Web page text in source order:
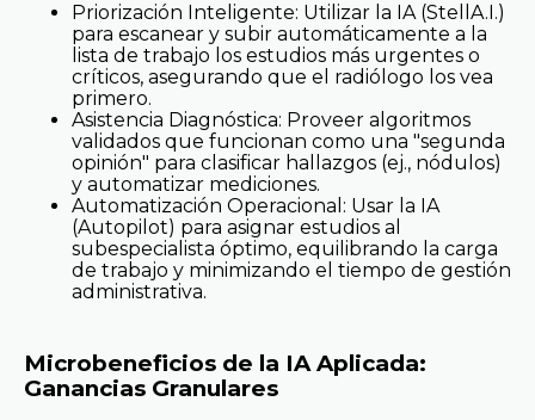
Priorización Inteligente: Utilizar la IA (StellA.I.)
para escanear y subir automáticamente a la
lista de trabajo los estudios más urgentes o
críticos, asegurando que el radiólogo los vea
primero.
Asistencia Diagnóstica: Proveer algoritmos
validados que funcionan como una "segunda
opinión" para clasificar hallazgos (ej., nódulos)
y automatizar mediciones.
Automatización Operacional: Usar la IA
(Autopilot) para asignar estudios al
subespecialista óptimo, equilibrando la carga
de trabajo y minimizando el tiempo de gestión
administrativa.
Microbeneficios de la IA Aplicada:
Ganancias Granulares